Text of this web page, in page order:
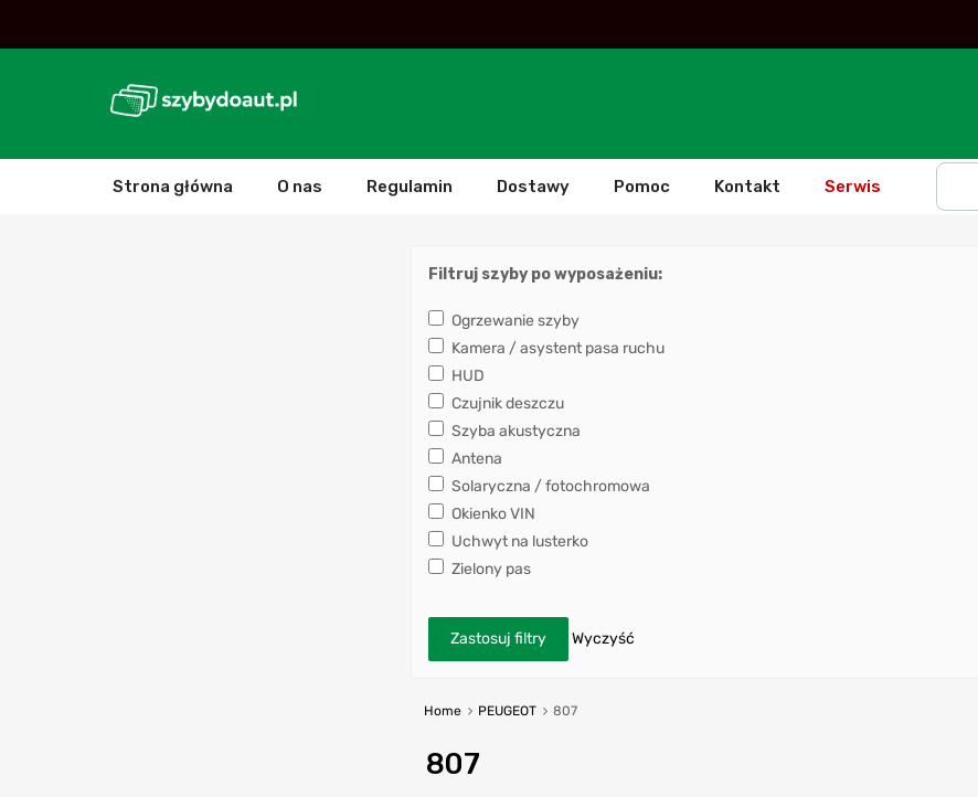
Strona główna O nas Regulamin Dostawy Pomoc Kontakt Serwis
Filtruj szyby po wyposażeniu:
Ogrzewanie szyby
Kamera / asystent pasa ruchu
HUD
Czujnik deszczu
Szyba akustyczna
Antena
Solaryczna / fotochromowa
Okienko VIN
Uchwyt na lusterko
Zielony pas
Zastosuj filtry Wyczyść
Home PEUGEOT 807
807